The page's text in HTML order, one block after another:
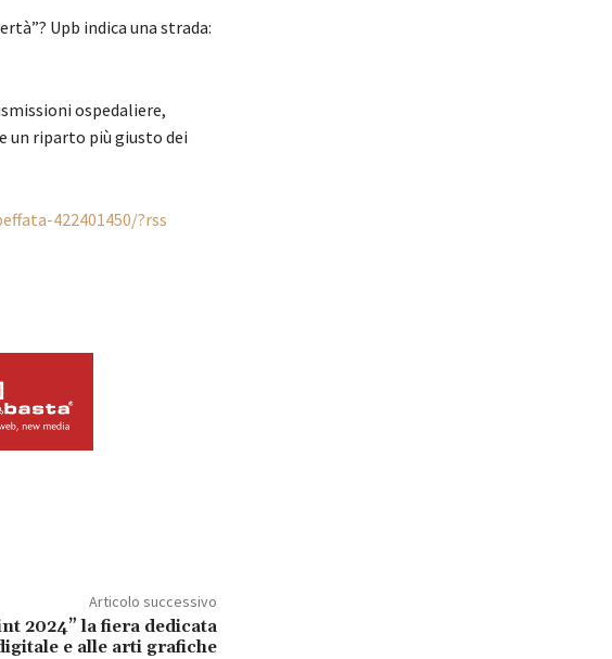
Upb indica una strada:
ospedaliere,
un riparto più giusto dei
422401450/?rss
Articolo successivo
2024” la fiera dedicata
e alle arti grafiche